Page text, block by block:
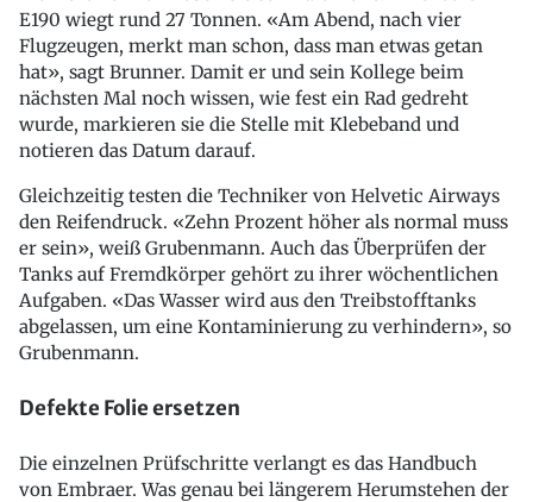
E190 wiegt rund 27 Tonnen. «Am Abend, nach vier
Flugzeugen, merkt man schon, dass man etwas getan
hat», sagt Brunner. Damit er und sein Kollege beim
nächsten Mal noch wissen, wie fest ein Rad gedreht
wurde, markieren sie die Stelle mit Klebeband und
notieren das Datum darauf.
Gleichzeitig testen die Techniker von Helvetic Airways
den Reifendruck. «Zehn Prozent höher als normal muss
er sein», weiß Grubenmann. Auch das Überprüfen der
Tanks auf Fremdkörper gehört zu ihrer wöchentlichen
Aufgaben. «Das Wasser wird aus den Treibstofftanks
abgelassen, um eine Kontaminierung zu verhindern», so
Grubenmann.
Defekte Folie ersetzen
Die einzelnen Prüfschritte verlangt es das Handbuch
von Embraer. Was genau bei längerem Herumstehen der